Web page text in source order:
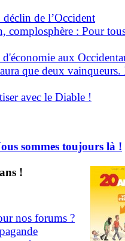
de l’Occident
complosphère : Pour
aux
que deux vainqueurs.
avec le Diable !
sommes toujours là !
!
nos forums ?